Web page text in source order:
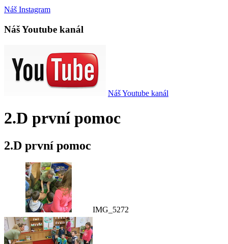
Náš Instagram
Náš Youtube kanál
Náš Youtube kanál
2.D první pomoc
2.D první pomoc
IMG_5272